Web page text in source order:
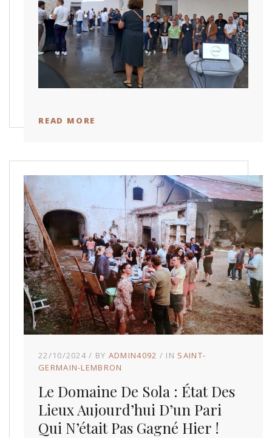
READ MORE
22/10/2024 BY ADMIN4092 IN SAINT-
GERMAIN-LEMBRON
Le Domaine De Sola : État Des
Lieux Aujourd’hui D’un Pari
Qui N’était Pas Gagné Hier !